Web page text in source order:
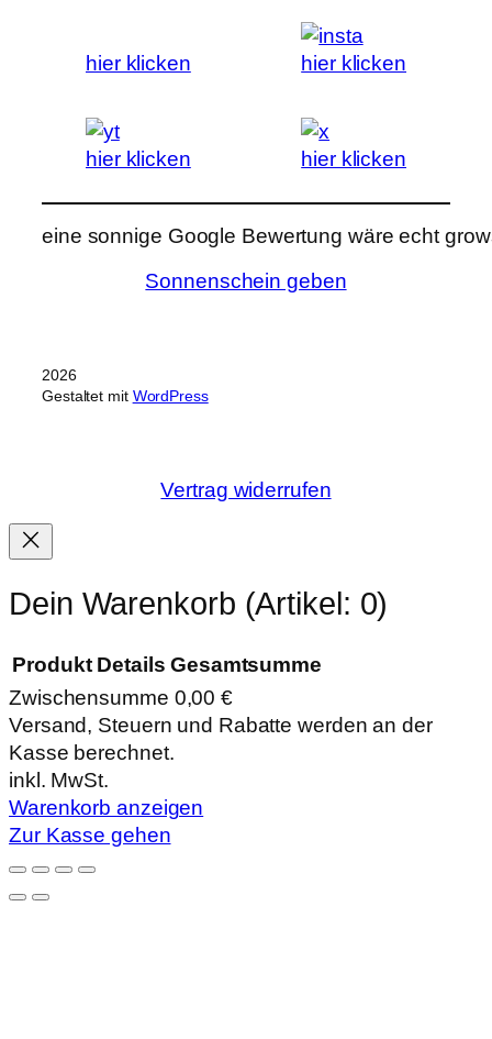
hier klicken hier klicken
hier klicken hier klicken
eine sonnige Google Bewertung wäre echt
Sonnenschein geben
2026
Gestaltet mit WordPress
Vertrag widerrufen
Dein Warenkorb (Artikel: 0)
Produkte
im
Warenkorb
Produkt Details Gesamtsumme
Zwischensumme 0,00 €
Versand, Steuern und Rabatte werden an der
Kasse berechnet.
inkl. MwSt.
Warenkorb anzeigen
Zur Kasse gehen